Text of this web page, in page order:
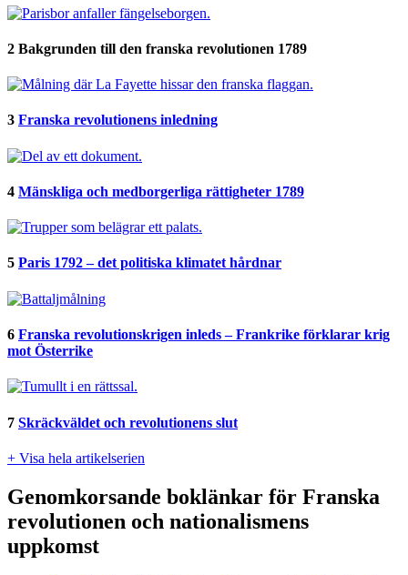
2 Bakgrunden till den franska revolutionen 1789
3 Franska revolutionens inledning
4 Mänskliga och medborgerliga rättigheter 1789
5 Paris 1792 – det politiska klimatet hårdnar
6 Franska revolutionskrigen inleds – Frankrike förklarar krig
mot Österrike
7 Skräckväldet och revolutionens slut
+ Visa hela artikelserien
Genomkorsande boklänkar för Franska
revolutionen och nationalismens
uppkomst